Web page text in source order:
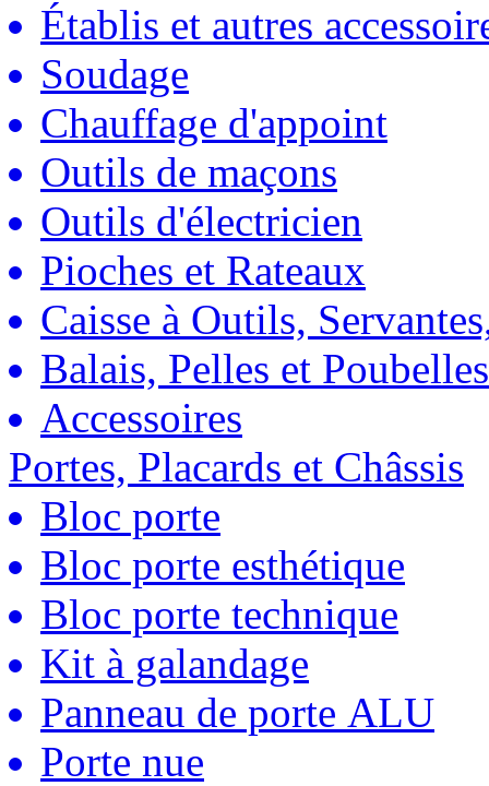
Établis et autres
Soudage
Chauffage d'appoint
Outils de maçons
Outils d'électricien
Pioches et Rateaux
Caisse à Outils,
Balais, Pelles et Poubelles
Accessoires
Portes, Placards et Châssis
Bloc porte
Bloc porte esthétique
Bloc porte technique
Kit à galandage
Panneau de porte ALU
Porte nue